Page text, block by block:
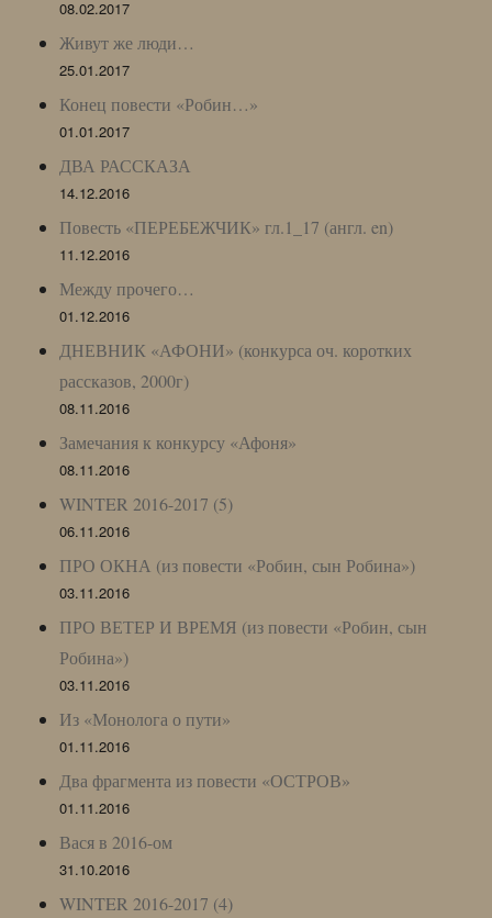
08.02.2017
Живут же люди…
25.01.2017
Конец повести «Робин…»
01.01.2017
ДВА РАССКАЗА
14.12.2016
Повесть «ПЕРЕБЕЖЧИК» гл.1_17 (англ. en)
11.12.2016
Между прочего…
01.12.2016
ДНЕВНИК «АФОНИ» (конкурса оч. коротких
рассказов, 2000г)
08.11.2016
Замечания к конкурсу «Афоня»
08.11.2016
WINTER 2016-2017 (5)
06.11.2016
ПРО ОКНА (из повести «Робин, сын Робина»)
03.11.2016
ПРО ВЕТЕР И ВРЕМЯ (из повести «Робин, сын
Робина»)
03.11.2016
Из «Монолога о пути»
01.11.2016
Два фрагмента из повести «ОСТРОВ»
01.11.2016
Вася в 2016-ом
31.10.2016
WINTER 2016-2017 (4)